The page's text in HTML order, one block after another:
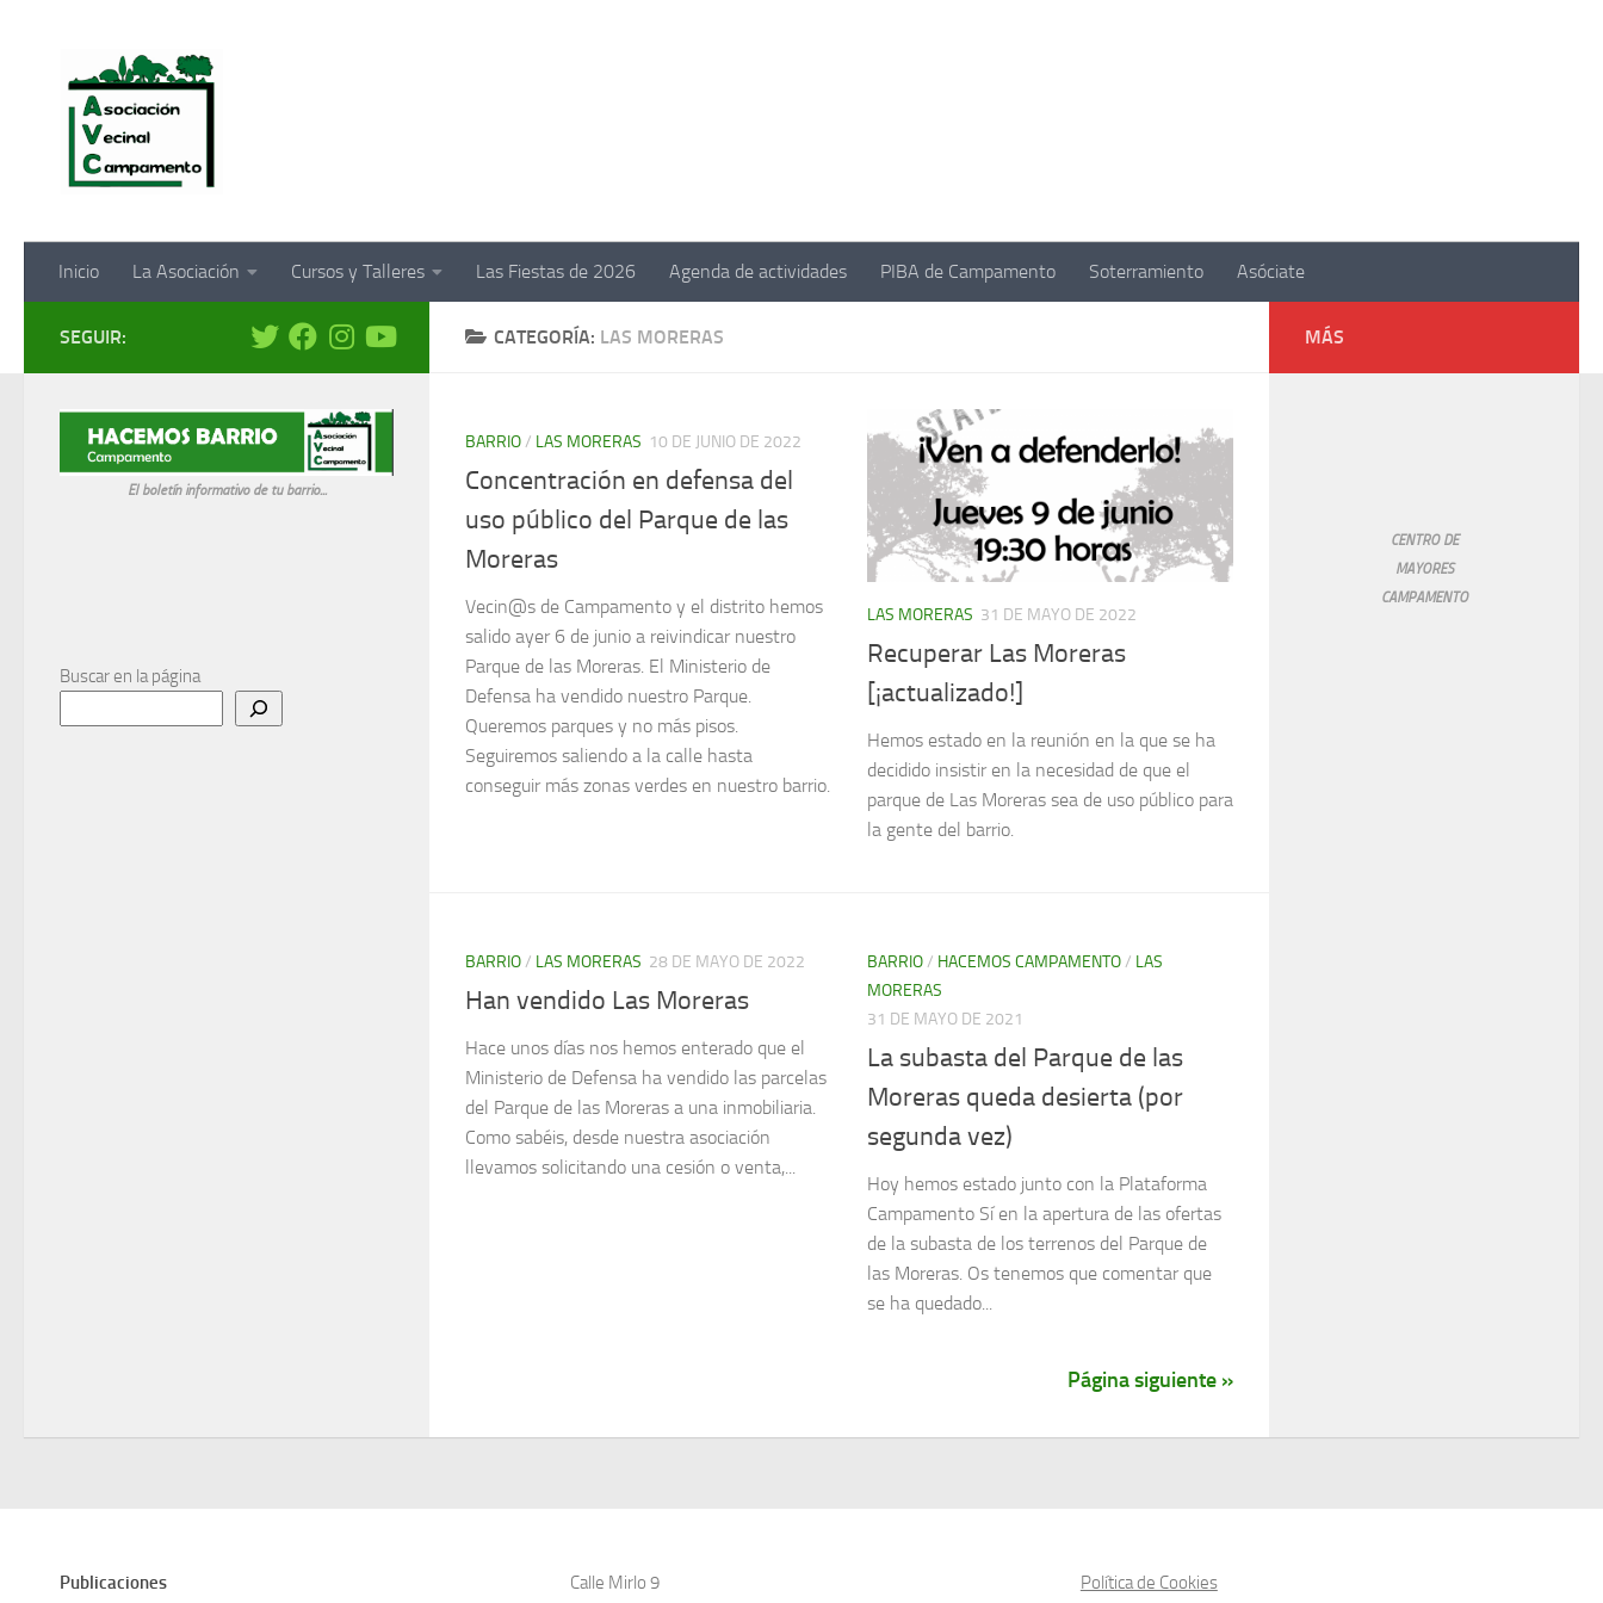
Inicio La Asociación Cursos y Talleres Las Fiestas de 2026 Agenda de actividades PIBA de Campamento Soterramiento Asóciate
CATEGORÍA: LAS MORERAS
BARRIO/ LAS MORERAS 10 DE JUNIO DE 2022
Concentración en defensa del
uso público del Parque de las
Moreras
Vecin@s de Campamento y el distrito hemos
salido ayer 6 de junio a reivindicar nuestro
Parque de las Moreras. El Ministerio de
Defensa ha vendido nuestro Parque.
Queremos parques y no más pisos.
Seguiremos saliendo a la calle hasta
conseguir más zonas verdes en nuestro barrio.
LAS MORERAS 31 DE MAYO DE 2022
Recuperar Las Moreras
[¡actualizado!]
Hemos estado en la reunión en la que se ha
decidido insistir en la necesidad de que el
parque de Las Moreras sea de uso público para
la gente del barrio.
BARRIO/ LAS MORERAS 28 DE MAYO DE 2022
Han vendido Las Moreras
Hace unos días nos hemos enterado que el
Ministerio de Defensa ha vendido las parcelas
del Parque de las Moreras a una inmobiliaria.
Como sabéis, desde nuestra asociación
llevamos solicitando una cesión o venta,...
BARRIO/ HACEMOS CAMPAMENTO/ LAS
MORERAS
31 DE MAYO DE 2021
La subasta del Parque de las
Moreras queda desierta (por
segunda vez)
Hoy hemos estado junto con la Plataforma
Campamento Sí en la apertura de las ofertas
de la subasta de los terrenos del Parque de
las Moreras. Os tenemos que comentar que
se ha quedado...
Página siguiente »
SEGUIR:
El boletín informativo de tu barrio...
Buscar en la página
MÁS
CENTRO DE
MAYORES
CAMPAMENTO
Publicaciones
Calle Mirlo 9
Política de Cookies